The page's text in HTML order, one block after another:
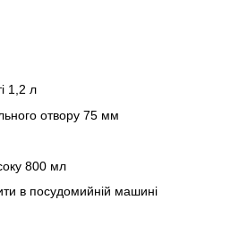
1,2 л
отвору 75 мм
800 мл
в посудомийній машині